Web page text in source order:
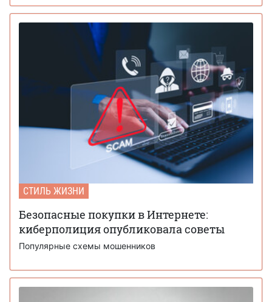
СТИЛЬ ЖИЗНИ
Безопасные покупки в Интернете:
киберполиция опубликовала советы
Популярные схемы мошенников